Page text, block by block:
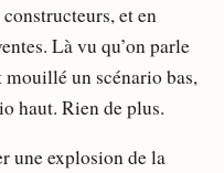
et en
Là vu qu’on parle
un scénario bas,
haut. Rien de plus.
une explosion de la